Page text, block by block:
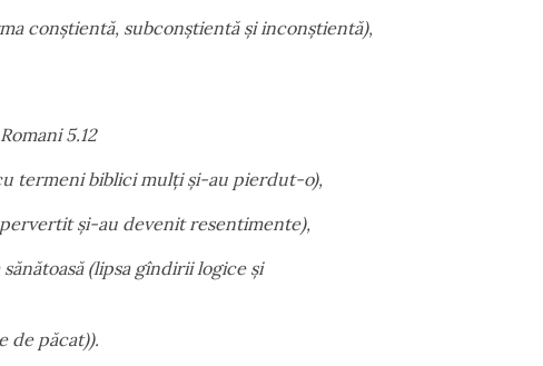
conştientă, subconştientă şi inconştientă),
Romani 5.12
termeni biblici mulţi şi-au pierdut-o),
şi-au devenit resentimente),
(lipsa gîndirii logice şi
de păcat)).